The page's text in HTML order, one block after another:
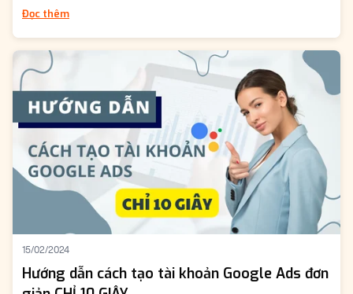
Đọc thêm
15/02/2024
Hướng dẫn cách tạo tài khoản Google Ads đơn